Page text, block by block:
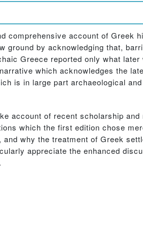
comprehensive account of Greek
by acknowledging that,
Greece reported only what
which acknowledges the
is in large part archaeological
account of recent scholarship
which the first edition chose
and why the treatment of Greek
appreciate the enhanced